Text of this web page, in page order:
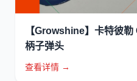
【Growshine】卡特彼
柄子弹头
查看详情 →